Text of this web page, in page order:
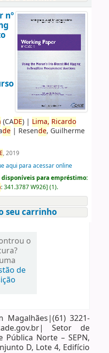
nº
(CADE)| Lima, Ricardo
de| Resende, Guilherme
, 2019
aqui para acessar online
para empréstimo:
:341.3787 W926] (1).
seu carrinho
o
de
Magalhães|(61) 3221-
Setor de
Pública Norte – SEPN,
D, Lote 4, Edifício